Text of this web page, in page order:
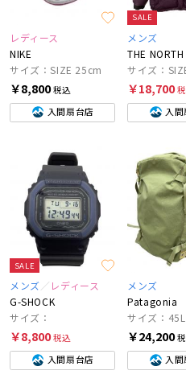
レディース
NIKE
サイズ：SIZE 25cm
￥8,800税込
入間扇台店
SALE
メンズ
THE NORTH
サイズ：
￥18,700
入
SALE
メンズ
レディース
G-SHOCK
サイズ：
￥8,800税込
入間扇台店
メンズ
Patagonia
サイズ：45L
￥24,200
入間